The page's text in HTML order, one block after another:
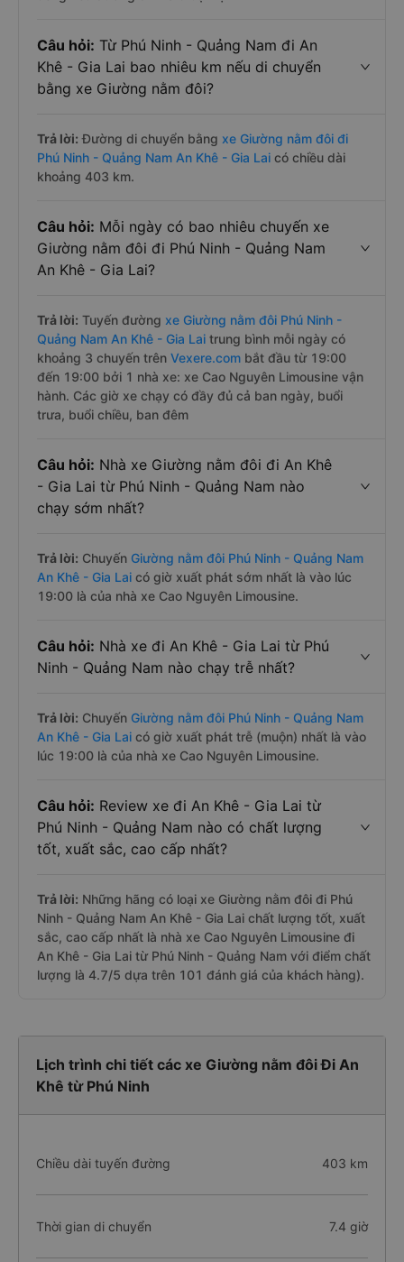
Câu hỏi: Từ Phú Ninh - Quảng Nam đi An
Khê - Gia Lai bao nhiêu km nếu di chuyển
bằng xe Giường nằm đôi?
Trả lời: Đường di chuyển bằng xe Giường nằm đôi đi
Phú Ninh - Quảng Nam An Khê - Gia Lai có chiều dài
khoảng 403 km.
Câu hỏi: Mỗi ngày có bao nhiêu chuyến xe
Giường nằm đôi đi Phú Ninh - Quảng Nam
An Khê - Gia Lai?
Trả lời: Tuyến đường xe Giường nằm đôi Phú Ninh -
Quảng Nam An Khê - Gia Lai trung bình mỗi ngày có
khoảng 3 chuyến trên Vexere.com bắt đầu từ 19:00
đến 19:00 bởi 1 nhà xe: xe Cao Nguyên Limousine vận
hành. Các giờ xe chạy có đầy đủ cả ban ngày, buổi
trưa, buổi chiều, ban đêm
Câu hỏi: Nhà xe Giường nằm đôi đi An Khê
- Gia Lai từ Phú Ninh - Quảng Nam nào
chạy sớm nhất?
Trả lời: Chuyến Giường nằm đôi Phú Ninh - Quảng Nam
An Khê - Gia Lai có giờ xuất phát sớm nhất là vào lúc
19:00 là của nhà xe Cao Nguyên Limousine.
Câu hỏi: Nhà xe đi An Khê - Gia Lai từ Phú
Ninh - Quảng Nam nào chạy trễ nhất?
Trả lời: Chuyến Giường nằm đôi Phú Ninh - Quảng Nam
An Khê - Gia Lai có giờ xuất phát trễ (muộn) nhất là vào
lúc 19:00 là của nhà xe Cao Nguyên Limousine.
Câu hỏi: Review xe đi An Khê - Gia Lai từ
Phú Ninh - Quảng Nam nào có chất lượng
tốt, xuất sắc, cao cấp nhất?
Trả lời: Những hãng có loại xe Giường nằm đôi đi Phú
Ninh - Quảng Nam An Khê - Gia Lai chất lượng tốt, xuất
sắc, cao cấp nhất là nhà xe Cao Nguyên Limousine đi
An Khê - Gia Lai từ Phú Ninh - Quảng Nam với điểm chất
lượng là 4.7/5 dựa trên 101 đánh giá của khách hàng).
Lịch trình chi tiết các xe Giường nằm đôi Đi An
Khê từ Phú Ninh
Chiều dài tuyến đường 403 km
Thời gian di chuyển 7.4 giờ